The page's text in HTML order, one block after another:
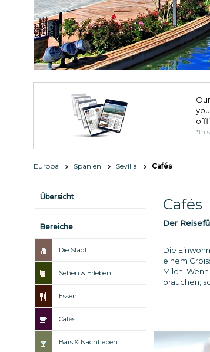
Europa Spanien Sevilla Cafés
Übersicht
Bereiche
Die Stadt
Sehen & Erleben
Essen
Cafés
Bars & Nachtleben
Cafés
Der
Die
einem
Milch.
brauchen,